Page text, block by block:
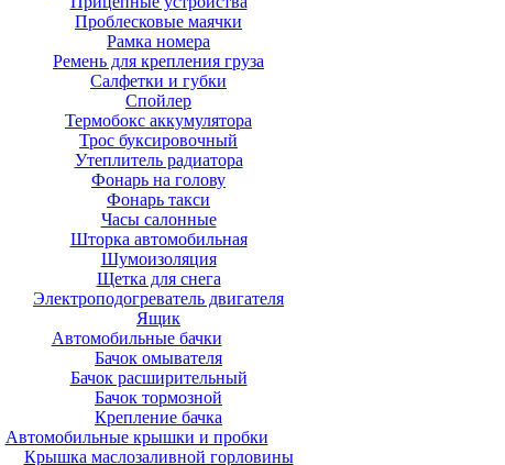
Проблесковые маячки
Рамка номера
Ремень для крепления груза
Салфетки и губки
Спойлер
Термобокс аккумулятора
Трос буксировочный
Утеплитель радиатора
Фонарь на голову
Фонарь такси
Часы салонные
Шторка автомобильная
Шумоизоляция
Щетка для снега
Электроподогреватель двигателя
Ящик
Автомобильные бачки
Бачок омывателя
Бачок расширительный
Бачок тормозной
Крепление бачка
Автомобильные крышки и пробки
Крышка маслозаливной горловины